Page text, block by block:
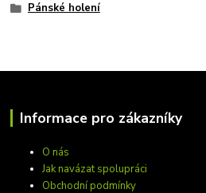
Pánské holení
Informace pro zákazníky
O nás
Jak navázat spolupráci
Obchodní podmínky